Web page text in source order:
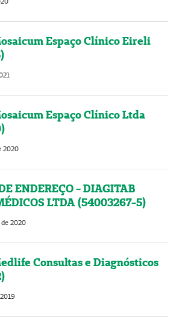
Espaço Clínico Eireli
Espaço Clínico Ltda
2020
ENDEREÇO - DIAGITAB
LTDA (54003267-5)
2020
Consultas e Diagnósticos